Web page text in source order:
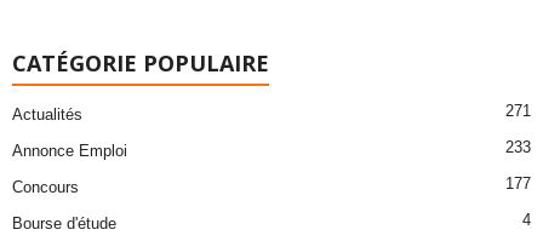
CATÉGORIE POPULAIRE
Actualités 271
Annonce Emploi 233
Concours 177
Bourse d'étude 4